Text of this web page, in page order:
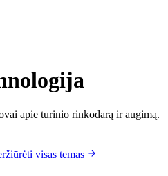
apie turinio rinkodarą ir augimą.
visas temas